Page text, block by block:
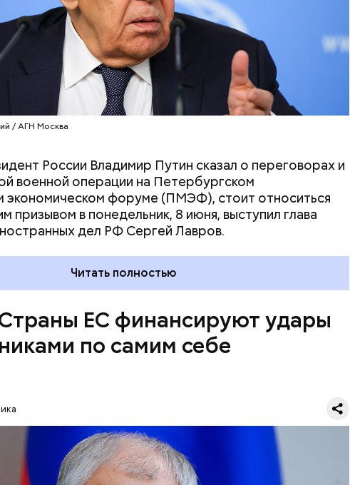
/ АГН Москва
России Владимир Путин сказал о переговорах и
военной операции на Петербургском
форуме (ПМЭФ), стоит относиться
призывом в понедельник, 8 июня, выступил глава
дел РФ Сергей Лавров.
Читать полностью
ЕС финансируют удары
по самим себе
из России. Тем самым внесли вклад в
Германии и других европейских стран. Сейчас
беспилотниками фактически по самим себе, —
что, в случае если бы раньше кто-то сказал, что
возможна, ему вряд ли бы поверили, передает его
-канал.
ВЯЧЕСЛАВ ВОЛОДИН